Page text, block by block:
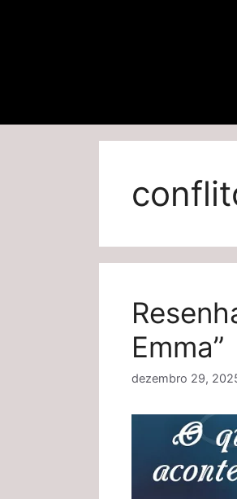
Emma”
dezembro 29,